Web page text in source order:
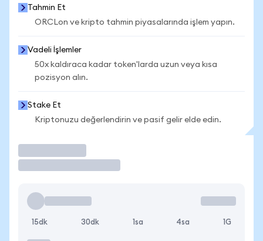
Tahmin Et
ORCLon ve kripto tahmin piyasalarında işlem yapın.
Vadeli İşlemler
50x kaldıraca kadar token'larda uzun veya kısa
pozisyon alın.
Stake Et
Kriptonuzu değerlendirin ve pasif gelir elde edin.
15dk 30dk 1sa 4sa 1G